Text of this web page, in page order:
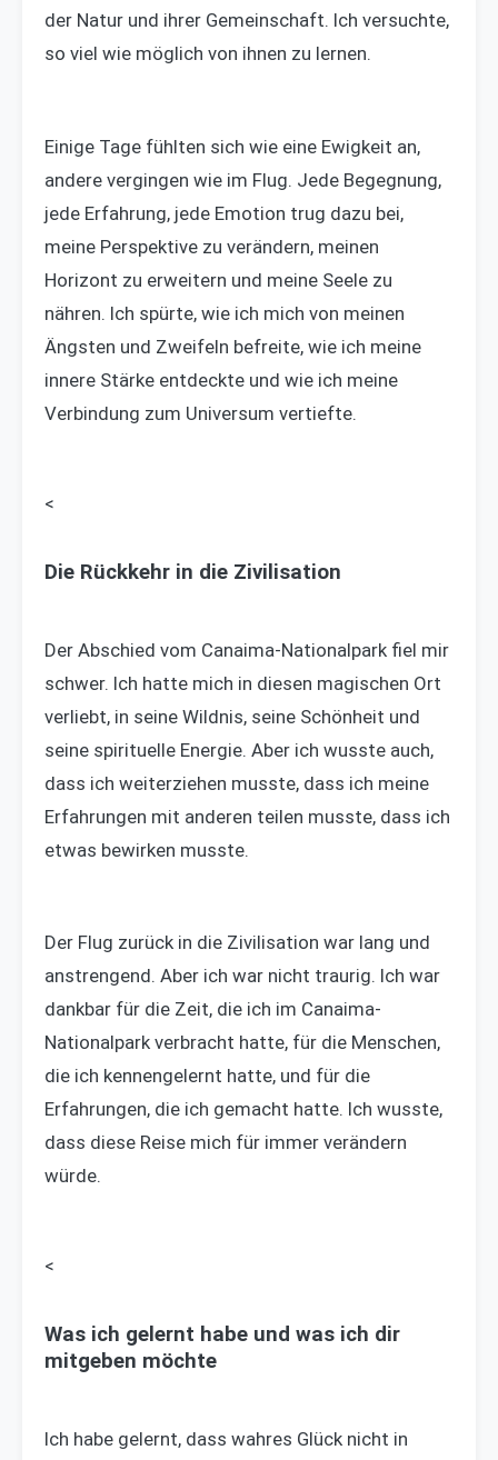
der Natur und ihrer Gemeinschaft. Ich versuchte,
so viel wie möglich von ihnen zu lernen.
Einige Tage fühlten sich wie eine Ewigkeit an,
andere vergingen wie im Flug. Jede Begegnung,
jede Erfahrung, jede Emotion trug dazu bei,
meine Perspektive zu verändern, meinen
Horizont zu erweitern und meine Seele zu
nähren. Ich spürte, wie ich mich von meinen
Ängsten und Zweifeln befreite, wie ich meine
innere Stärke entdeckte und wie ich meine
Verbindung zum Universum vertiefte.
<
Die Rückkehr in die Zivilisation
Der Abschied vom Canaima-Nationalpark fiel mir
schwer. Ich hatte mich in diesen magischen Ort
verliebt, in seine Wildnis, seine Schönheit und
seine spirituelle Energie. Aber ich wusste auch,
dass ich weiterziehen musste, dass ich meine
Erfahrungen mit anderen teilen musste, dass ich
etwas bewirken musste.
Der Flug zurück in die Zivilisation war lang und
anstrengend. Aber ich war nicht traurig. Ich war
dankbar für die Zeit, die ich im Canaima-
Nationalpark verbracht hatte, für die Menschen,
die ich kennengelernt hatte, und für die
Erfahrungen, die ich gemacht hatte. Ich wusste,
dass diese Reise mich für immer verändern
würde.
<
Was ich gelernt habe und was ich dir
mitgeben möchte
Ich habe gelernt, dass wahres Glück nicht in